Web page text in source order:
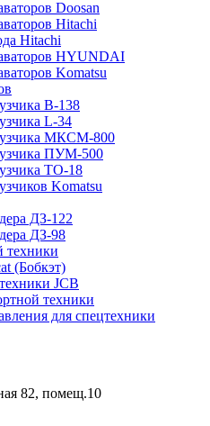
Doosan
Hitachi
Hitachi
HYUNDAI
Komatsu
B-138
L-34
МКСМ-800
ПУМ-500
ТО-18
Komatsu
ДЗ-122
ДЗ-98
техники
(Бобкэт)
JCB
техники
для спецтехники
82, помещ.10